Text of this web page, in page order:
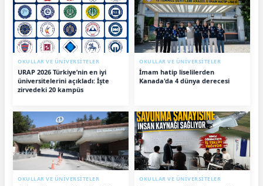
OKULLAR VE ÜNİVERSİTELER
URAP 2026 Türkiye’nin en iyi
üniversitelerini açıkladı: İşte
zirvedeki 20 kampüs
OKULLAR VE ÜNİVERSİTELER
İmam hatip liselilerden
Kanada'da 4 dünya derecesi
OKULLAR VE ÜNİVERSİTELER OKULLAR VE ÜNİVERSİTELER